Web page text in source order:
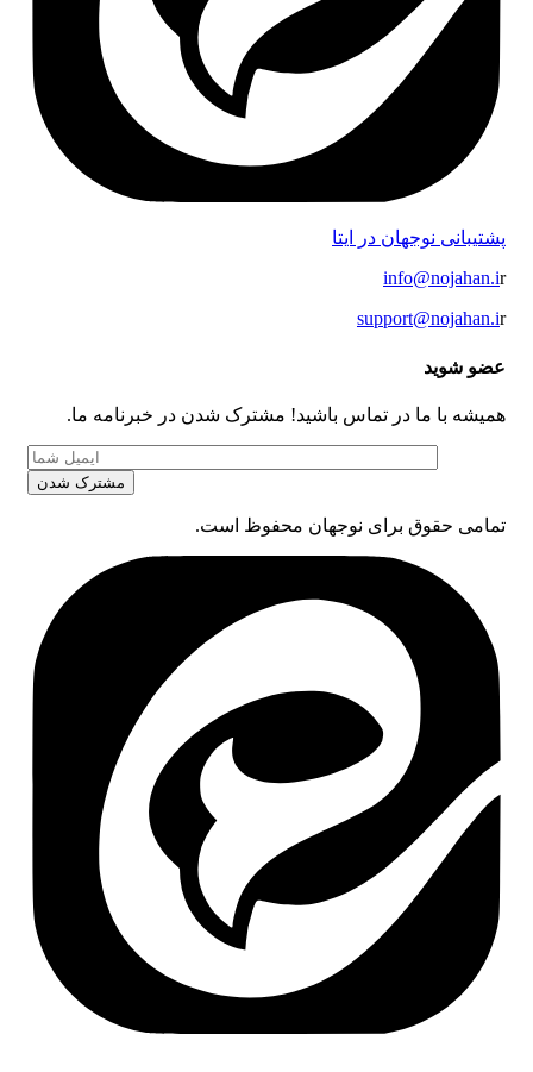
پشتیبانی نوجهان در ایتا
info@nojahan.i
support@nojahan.i
عضو شوید
همیشه با ما در تماس باشید! مشترک شدن در خبرنامه ما.
تمامی حقوق برای نوجهان محفوظ است.